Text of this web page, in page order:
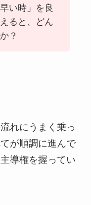
い時」を良
ると、どん
？
れにうまく乗っ
が順調に進んで
導権を握ってい